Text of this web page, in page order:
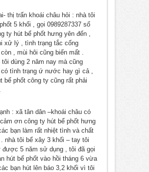
thị trấn khoái châu hỏi : nhà tôi
5 khối , gọi 0989287337 số
ty hút bể phốt hưng yên đến ,
xử lý , tình trạng tắc cống
, mùi hôi cũng biến mất .
tôi dùng 2 năm nay mà cũng
tình trạng ứ nước hay gì cả ,
bể phốt công ty cũng rất phải
: xã tân dân –khoái châu có
ơn công ty hút bể phốt hưng
bạn làm rất nhiệt tình và chất
nhà tôi bể xây 3 khối – tay tôi
được 5 năm sử dụng , tôi đã gọi
hút bể phốt vào hồi tháng 6 vừa
bạn hút lên báo 3,2 khối vì tôi